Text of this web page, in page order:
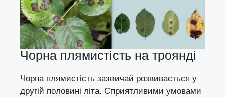
Чорна плямистість на троянді
Чорна плямистість зазвичай розвивається у
другій половині літа. Сприятливими умовами